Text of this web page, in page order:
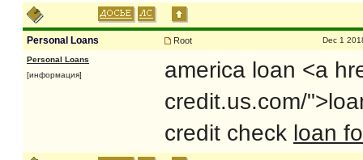
Personal Loans Root Dec 1
Personal Loans
[информация]
america loan <a
credit.us.com/
credit check loan